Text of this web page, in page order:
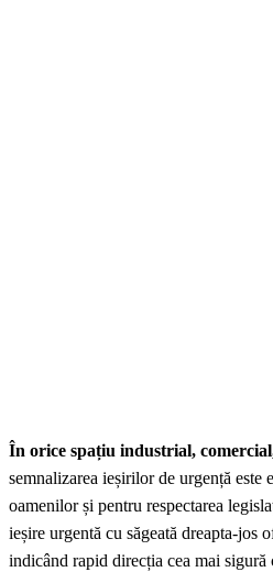
În orice spațiu industrial,
semnalizarea ieșirilor de urgență este
oamenilor și pentru respectarea
ieșire urgentă cu săgeată dreapta-jos
indicând rapid direcția cea mai sigură